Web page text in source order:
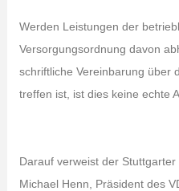
Werden Leistungen der
Versorgungsordnung davon
schriftliche Vereinbarung über
treffen ist, ist dies keine echte
Darauf verweist der
Michael Henn, Präsident des